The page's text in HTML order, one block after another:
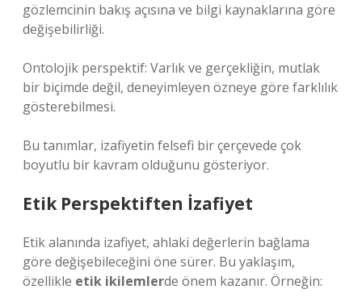
gözlemcinin bakış açısına ve bilgi kaynaklarına göre
değişebilirliği.
Ontolojik perspektif: Varlık ve gerçekliğin, mutlak
bir biçimde değil, deneyimleyen özneye göre farklılık
gösterebilmesi.
Bu tanımlar, izafiyetin felsefi bir çerçevede çok
boyutlu bir kavram olduğunu gösteriyor.
Etik Perspektiften İzafiyet
Etik alanında izafiyet, ahlaki değerlerin bağlama
göre değişebileceğini öne sürer. Bu yaklaşım,
özellikle etik ikilemlerde önem kazanır. Örneğin: